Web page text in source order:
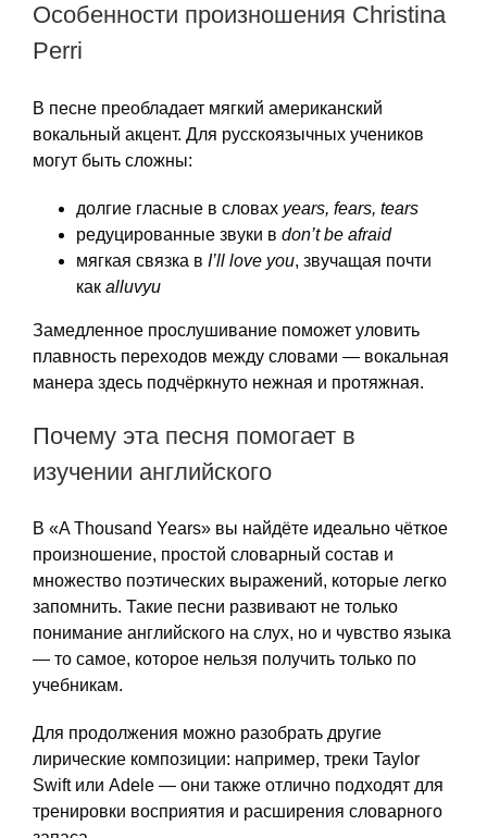
Особенности произношения Christina
Perri
В песне преобладает мягкий американский
вокальный акцент. Для русскоязычных учеников
могут быть сложны:
долгие гласные в словах years, fears, tears
редуцированные звуки в don’t be afraid
мягкая связка в I’ll love you, звучащая почти
как alluvyu
Замедленное прослушивание поможет уловить
плавность переходов между словами — вокальная
манера здесь подчёркнуто нежная и протяжная.
Почему эта песня помогает в
изучении английского
В «A Thousand Years» вы найдёте идеально чёткое
произношение, простой словарный состав и
множество поэтических выражений, которые легко
запомнить. Такие песни развивают не только
понимание английского на слух, но и чувство языка
— то самое, которое нельзя получить только по
учебникам.
Для продолжения можно разобрать другие
лирические композиции: например, треки Taylor
Swift или Adele — они также отлично подходят для
тренировки восприятия и расширения словарного